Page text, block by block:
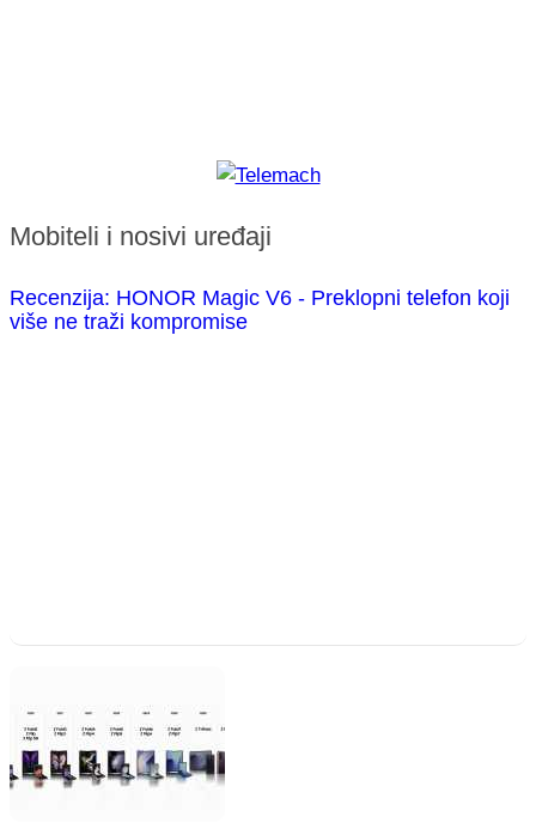
Mobiteli i nosivi uređaji
Recenzija: HONOR Magic V6 - Preklopni telefon koji
više ne traži kompromise